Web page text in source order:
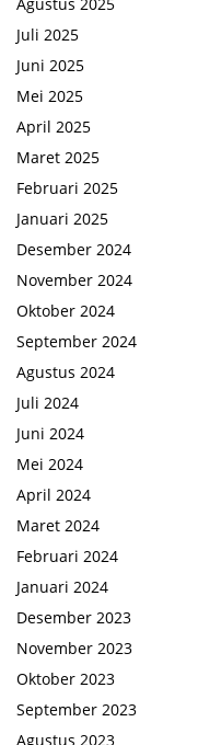
Juli 2025
Juni 2025
Mei 2025
April 2025
Maret 2025
Februari 2025
Januari 2025
Desember 2024
November 2024
Oktober 2024
September 2024
Agustus 2024
Juli 2024
Juni 2024
Mei 2024
April 2024
Maret 2024
Februari 2024
Januari 2024
Desember 2023
November 2023
Oktober 2023
September 2023
Agustus 2023